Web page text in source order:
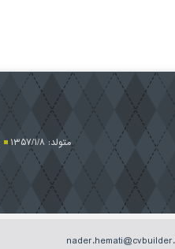
متولد: ۱۳۵۷/۱/۸